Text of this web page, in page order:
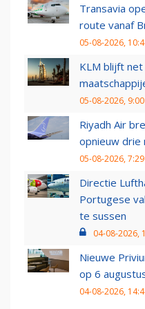
Transavia
route vanaf
05-08-2026,
KLM blijft
05-08-2026, 9:00
Riyadh Air
opnieuw drie
05-08-2026, 7:29
Directie
Portugese
te sussen
04-08-2026,
Nieuwe
op 6
04-08-2026,